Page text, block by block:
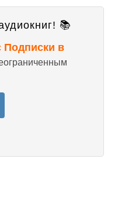
📚
Подписки в